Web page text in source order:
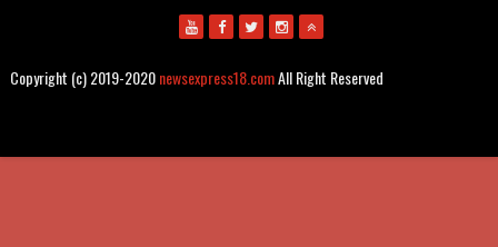
Copyright (c) 2019-2020newsexpress18.comAll Right Reserved